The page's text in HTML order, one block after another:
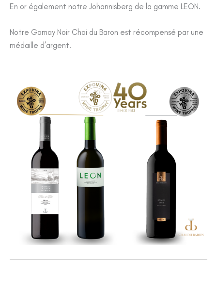
En or également notre Johannisberg de la gamme LEON.
Notre Gamay Noir Chai du Baron est récompensé par une
médaille d’argent.